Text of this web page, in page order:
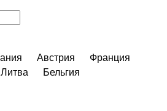
Австрия
Франция
Литва
Бельгия